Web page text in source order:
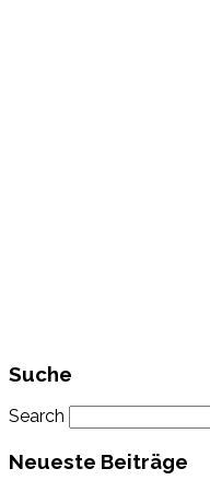
Suche
Search
Neueste Beiträge